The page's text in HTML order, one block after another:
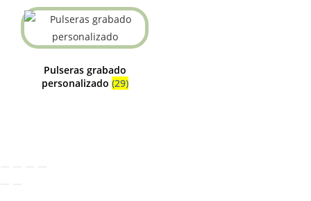
Pulseras grabado
personalizado (29)